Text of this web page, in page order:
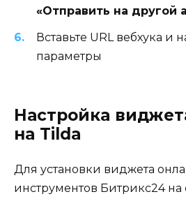
«Отправить на другой
Вставьте URL вебхука и
параметры
Настройка
на Tilda
Для установки виджета
инструментов Битрикс24 на